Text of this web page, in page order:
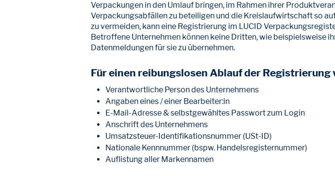
Verpackungen in den Umlauf bringen, im Rahmen ihrer
Verpackungsabfällen zu beteiligen und die Kreislaufwirtschaft so
zu vermeiden, kann eine Registrierung im LUCID
Betroffene Unternehmen können keine Dritten, wie beispielsweise
Datenmeldungen für sie zu übernehmen.
Für einen reibungslosen Ablauf der
Verantwortliche Person des Unternehmens
Angaben eines / einer Bearbeiter:in
E-Mail-Adresse & selbstgewähltes Passwort zum Login
Anschrift des Unternehmens
Umsatzsteuer-Identifikationsnummer (USt-ID)
Nationale Kennnummer (bspw. Handelsregisternummer)
Auflistung aller Markennamen